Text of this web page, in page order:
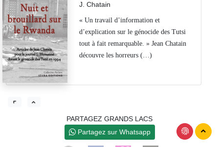
J. Chatain
« Un travail d’information et
d’explication sur le génocide des Tutsi
tout à fait remarquable. » Jean Chatain
découvre les horreurs (…)
PARTAGEZ GRANDS LACS
Partagez sur Whatsapp